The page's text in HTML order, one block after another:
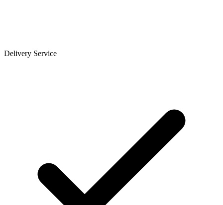
Delivery Service